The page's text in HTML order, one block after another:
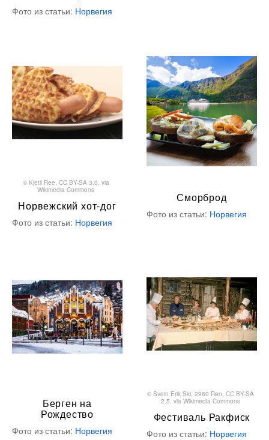
Фото из статьи: Норвегия
© Kjetil Ree, CC BY-SA 3.0, via
Wikimedia Commons
Норвежский хот-дог
Фото из статьи: Норвегия
Сморброд
Фото из статьи: Норвегия
Берген на
Рождество
Фото из статьи: Норвегия
© Svein Erik Ski, 2960 Røn, CC BY-SA
2.5, via Wikimedia Commons
Фестиваль Ракфиск
Фото из статьи: Норвегия